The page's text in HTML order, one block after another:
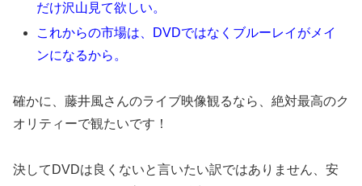
だけ沢山見て欲しい。
これからの市場は、DVDではなくブルーレイがメイ
ンになるから。
確かに、藤井風さんのライブ映像観るなら、絶対最高のク
オリティーで観たいです！
決してDVDは良くないと言いたい訳ではありません、安